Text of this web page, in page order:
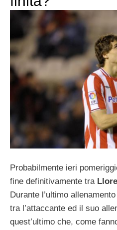
Probabilmente ieri
fine definitivamente tra
Durante l’ultimo
tra l’attaccante ed il suo
quest’ultimo che, come